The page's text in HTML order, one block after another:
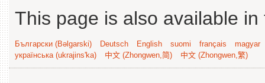
This page is also available
Български (Bəlgarski) Deutsch English suomi français
magyar
українська (ukrajins'ka)
中文 (Zhongwen,简) 中文 (Zhongwen,繁)